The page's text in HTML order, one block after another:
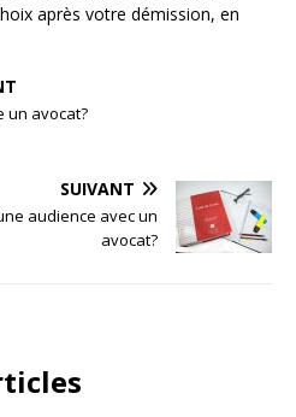
après votre démission, en
un avocat?
SUIVANT
audience avec un
avocat?